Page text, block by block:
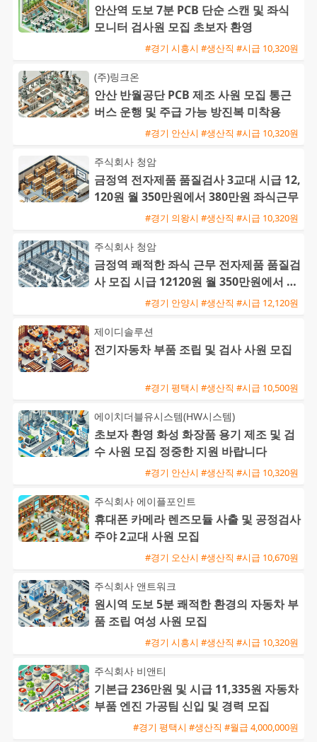
안산역 도보 7분 PCB 단순 스캔 및 좌식
모니터 검사원 모집 초보자 환영
#경기 시흥시 #생산직 #시급 10,320원
(주)링크온
안산 반월공단 PCB 제조 사원 모집 통근
버스 운행 및 주급 가능 방진복 미착용
#경기 안산시 #생산직 #시급 10,320원
주식회사 청암
금정역 전자제품 품질검사 3교대 시급 12,
120원 월 350만원에서 380만원 좌식근무
#경기 의왕시 #생산직 #시급 10,320원
주식회사 청암
금정역 쾌적한 좌식 근무 전자제품 품질검
사 모집 시급 12120원 월 350만원에서 38
0만원 가능#경기 안양시 #생산직 #시급 12,120원
제이디솔루션
전기자동차 부품 조립 및 검사 사원 모집
#경기 평택시 #생산직 #시급 10,500원
에이치더블유시스템(HW시스템)
초보자 환영 화성 화장품 용기 제조 및 검
수 사원 모집 정중한 지원 바랍니다
#경기 안산시 #생산직 #시급 10,320원
주식회사 에이플포인트
휴대폰 카메라 렌즈모듈 사출 및 공정검사
주야 2교대 사원 모집
#경기 오산시 #생산직 #시급 10,670원
주식회사 앤트워크
원시역 도보 5분 쾌적한 환경의 자동차 부
품 조립 여성 사원 모집
#경기 시흥시 #생산직 #시급 10,320원
주식회사 비앤티
기본급 236만원 및 시급 11,335원 자동차
부품 엔진 가공팀 신입 및 경력 모집
#경기 평택시 #생산직 #월급 4,000,000원